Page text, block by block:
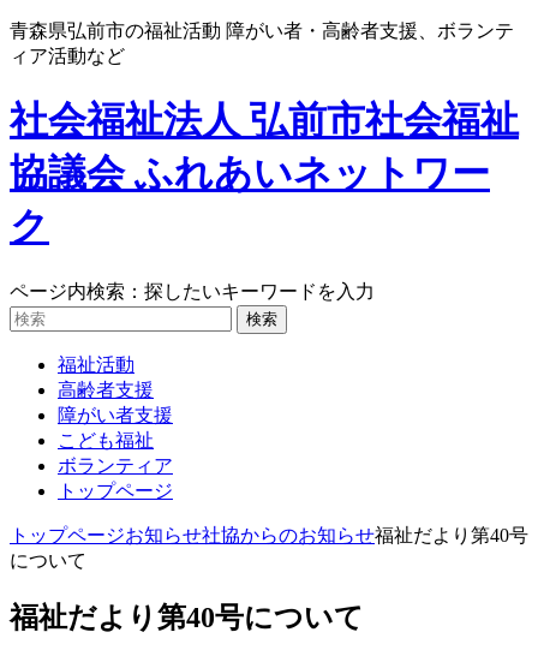
青森県弘前市の福祉活動 障がい者・高齢者支援、ボランテ
ィア活動など
社会福祉法人 弘前市社会福祉
協議会 ふれあいネットワー
ク
ページ内検索：探したいキーワードを入力
福祉活動
高齢者支援
障がい者支援
こども福祉
ボランティア
トップページ
トップページお知らせ社協からのお知らせ福祉だより第40号
について
福祉だより第40号について